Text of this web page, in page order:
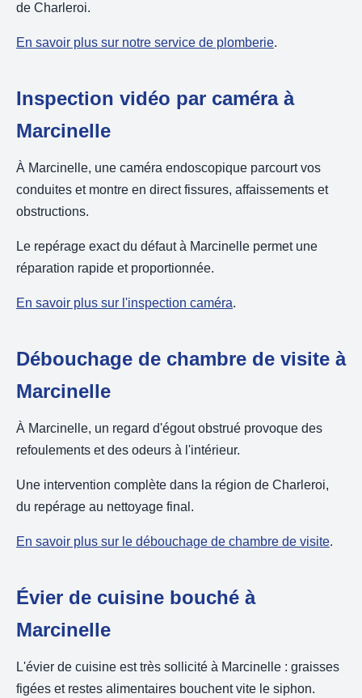
de Charleroi.
En savoir plus sur notre service de plomberie.
Inspection vidéo par caméra à
Marcinelle
À Marcinelle, une caméra endoscopique parcourt vos
conduites et montre en direct fissures, affaissements et
obstructions.
Le repérage exact du défaut à Marcinelle permet une
réparation rapide et proportionnée.
En savoir plus sur l'inspection caméra.
Débouchage de chambre de visite à
Marcinelle
À Marcinelle, un regard d'égout obstrué provoque des
refoulements et des odeurs à l'intérieur.
Une intervention complète dans la région de Charleroi,
du repérage au nettoyage final.
En savoir plus sur le débouchage de chambre de visite.
Évier de cuisine bouché à
Marcinelle
L'évier de cuisine est très sollicité à Marcinelle : graisses
figées et restes alimentaires bouchent vite le siphon.